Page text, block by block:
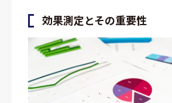
効果測定とその重要性